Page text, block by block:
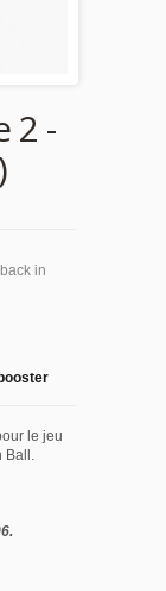
2 -
in
le jeu
Ball.